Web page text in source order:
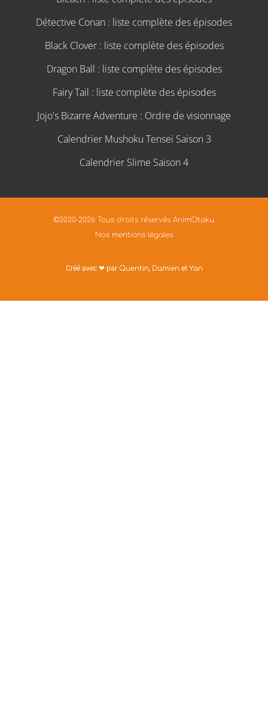
Détective Conan : liste complète des épisodes
Black Clover : liste complète des épisodes
Dragon Ball : liste complète des épisodes
Fairy Tail : liste complète des épisodes
Jojo's Bizarre Adventure : Ordre de visionnage
Calendrier Mushoku Tensei Saison 3
Calendrier Slime Saison 4
©2020-2026 Tous droits réservés AnimOtaku.
Nos mentions légales
Créé avec ❤ par Quentin, Damienet Yan